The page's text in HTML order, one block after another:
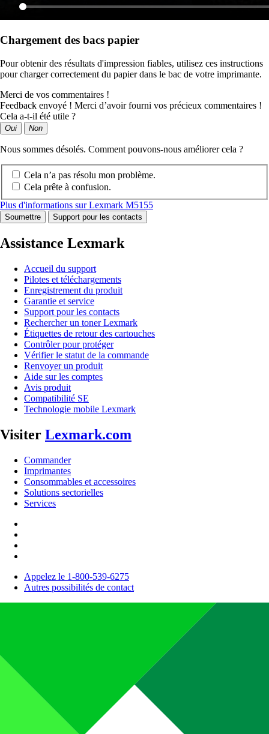
Chargement des bacs papier
Pour obtenir des résultats d'impression fiables, utilisez ces instructions
pour charger correctement du papier dans le bac de votre imprimante.
Merci de vos commentaires !
Feedback envoyé ! Merci d’avoir fourni vos précieux commentaires !
Cela a-t-il été utile ?
Oui Non
Nous sommes désolés. Comment pouvons-nous améliorer cela ?
Cela n’a pas résolu mon problème.
Cela prête à confusion.
Plus d'informations sur Lexmark M5155
Soumettre Support pour les contacts
Assistance Lexmark
Accueil du support
Pilotes et téléchargements
Enregistrement du produit
Garantie et service
Support pour les contacts
Rechercher un toner Lexmark
Étiquettes de retour des cartouches
Contrôler pour protéger
Vérifier le statut de la commande
Renvoyer un produit
Aide sur les comptes
Avis produit
Compatibilité SE
Technologie mobile Lexmark
Visiter Lexmark.com
Commander
Imprimantes
Consommables et accessoires
Solutions sectorielles
Services
Appelez le 1-800-539-6275
Autres possibilités de contact